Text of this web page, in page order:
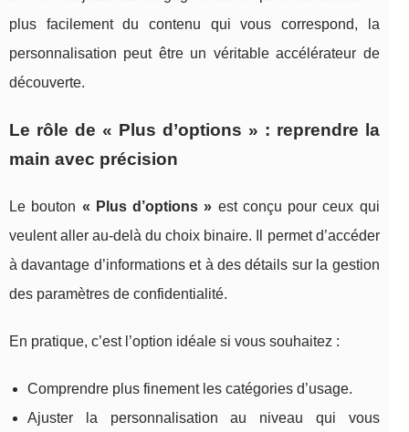
plus facilement du contenu qui vous correspond, la
personnalisation peut être un véritable accélérateur de
découverte.
Le rôle de « Plus d’options » : reprendre la
main avec précision
Le bouton « Plus d’options » est conçu pour ceux qui
veulent aller au-delà du choix binaire. Il permet d’accéder
à davantage d’informations et à des détails sur la gestion
des paramètres de confidentialité.
En pratique, c’est l’option idéale si vous souhaitez :
Comprendre plus finement les catégories d’usage.
Ajuster la personnalisation au niveau qui vous